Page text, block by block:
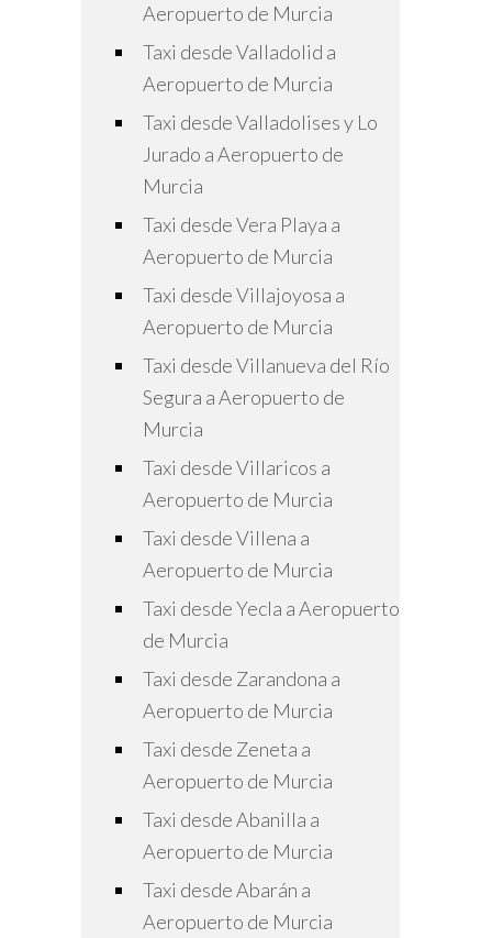
Aeropuerto de Murcia
Taxi desde Valladolid a
Aeropuerto de Murcia
Taxi desde Valladolises y Lo
Jurado a Aeropuerto de
Murcia
Taxi desde Vera Playa a
Aeropuerto de Murcia
Taxi desde Villajoyosa a
Aeropuerto de Murcia
Taxi desde Villanueva del Río
Segura a Aeropuerto de
Murcia
Taxi desde Villaricos a
Aeropuerto de Murcia
Taxi desde Villena a
Aeropuerto de Murcia
Taxi desde Yecla a Aeropuerto
de Murcia
Taxi desde Zarandona a
Aeropuerto de Murcia
Taxi desde Zeneta a
Aeropuerto de Murcia
Taxi desde Abanilla a
Aeropuerto de Murcia
Taxi desde Abarán a
Aeropuerto de Murcia